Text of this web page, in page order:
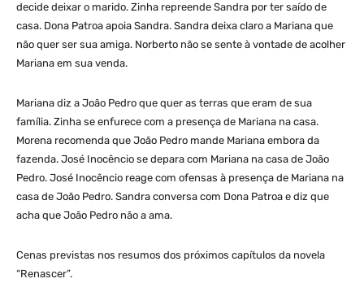
decide deixar o marido. Zinha repreende Sandra por ter saído de
casa. Dona Patroa apoia Sandra. Sandra deixa claro a Mariana que
não quer ser sua amiga. Norberto não se sente à vontade de acolher
Mariana em sua venda.
Mariana diz a João Pedro que quer as terras que eram de sua
família. Zinha se enfurece com a presença de Mariana na casa.
Morena recomenda que João Pedro mande Mariana embora da
fazenda. José Inocêncio se depara com Mariana na casa de João
Pedro. José Inocêncio reage com ofensas à presença de Mariana na
casa de João Pedro. Sandra conversa com Dona Patroa e diz que
acha que João Pedro não a ama.
Cenas previstas nos resumos dos próximos capítulos da novela
“Renascer”.